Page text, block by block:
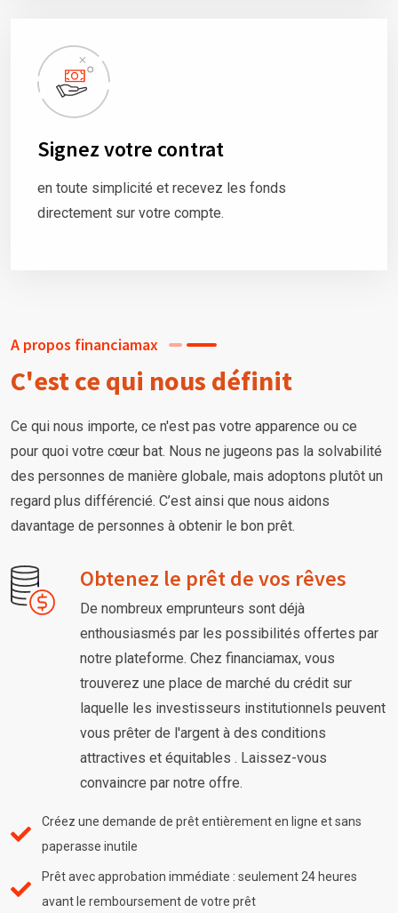
Signez votre contrat
en toute simplicité et recevez les fonds
directement sur votre compte.
A propos financiamax
C'est ce qui nous définit
Ce qui nous importe, ce n'est pas votre apparence ou ce
pour quoi votre cœur bat. Nous ne jugeons pas la solvabilité
des personnes de manière globale, mais adoptons plutôt un
regard plus différencié. C’est ainsi que nous aidons
davantage de personnes à obtenir le bon prêt.
Obtenez le prêt de vos rêves
De nombreux emprunteurs sont déjà
enthousiasmés par les possibilités offertes par
notre plateforme. Chez financiamax, vous
trouverez une place de marché du crédit sur
laquelle les investisseurs institutionnels peuvent
vous prêter de l'argent à des conditions
attractives et équitables . Laissez-vous
convaincre par notre offre.
Créez une demande de prêt entièrement en ligne et sans
paperasse inutile
Prêt avec approbation immédiate : seulement 24 heures
avant le remboursement de votre prêt